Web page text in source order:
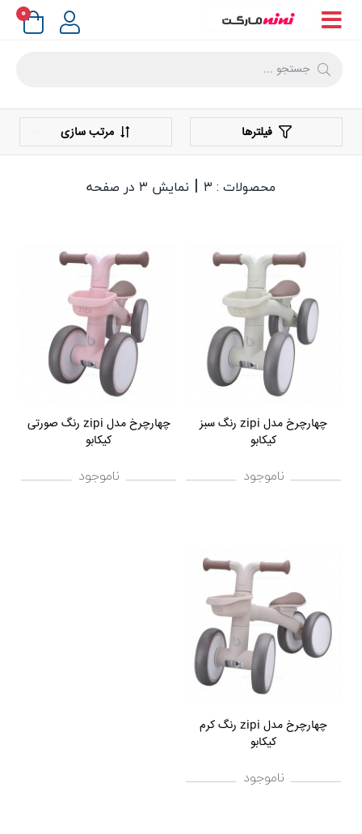
۰
فیلترها مرتب سازی
محصولات : ۳ | نمایش ۳ در صفحه
چهارچرخ مدل zipi رنگ سبز
کیکابو
ناموجود
چهارچرخ مدل zipi رنگ صورتی
کیکابو
ناموجود
چهارچرخ مدل zipi رنگ کرم
کیکابو
ناموجود